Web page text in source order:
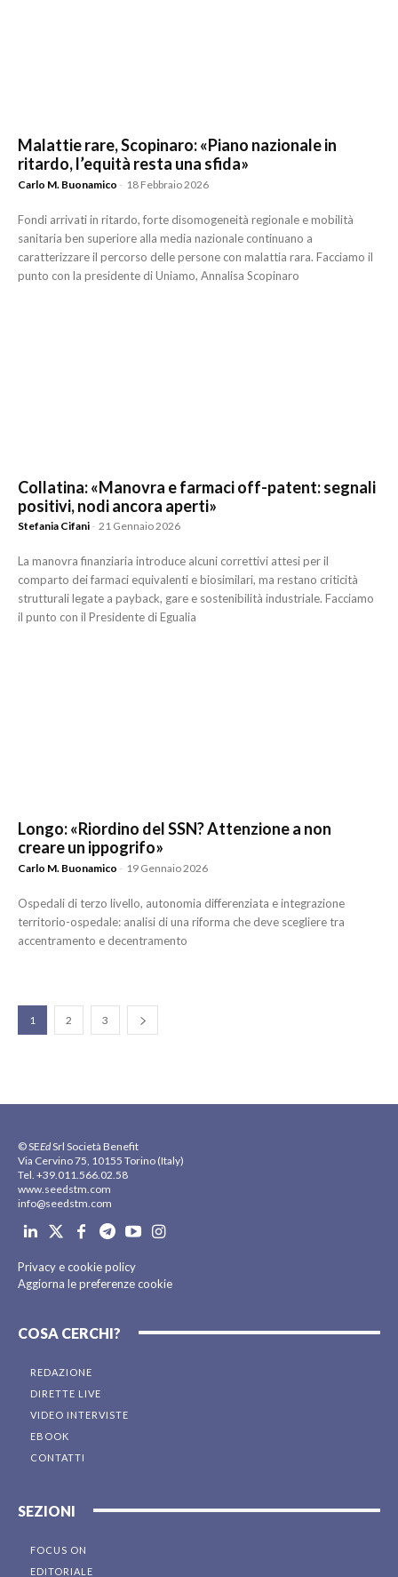
Malattie rare, Scopinaro: «Piano nazionale in
ritardo, l’equità resta una sfida»
Carlo M. Buonamico - 18 Febbraio 2026
Fondi arrivati in ritardo, forte disomogeneità regionale e mobilità
sanitaria ben superiore alla media nazionale continuano a
caratterizzare il percorso delle persone con malattia rara. Facciamo il
punto con la presidente di Uniamo, Annalisa Scopinaro
Collatina: «Manovra e farmaci off-patent: segnali
positivi, nodi ancora aperti»
Stefania Cifani - 21 Gennaio 2026
La manovra finanziaria introduce alcuni correttivi attesi per il
comparto dei farmaci equivalenti e biosimilari, ma restano criticità
strutturali legate a payback, gare e sostenibilità industriale. Facciamo
il punto con il Presidente di Egualia
Longo: «Riordino del SSN? Attenzione a non
creare un ippogrifo»
Carlo M. Buonamico - 19 Gennaio 2026
Ospedali di terzo livello, autonomia differenziata e integrazione
territorio-ospedale: analisi di una riforma che deve scegliere tra
accentramento e decentramento
1 2 3
© SEEdSrl Società Benefit
Via Cervino 75, 10155 Torino (Italy)
Tel. +39.011.566.02.58
www.seedstm.com
info@seedstm.com
Privacy e cookie policy
Aggiorna le preferenze cookie
COSA CERCHI?
REDAZIONE
DIRETTE LIVE
VIDEO INTERVISTE
EBOOK
CONTATTI
SEZIONI
FOCUS ON
EDITORIALE